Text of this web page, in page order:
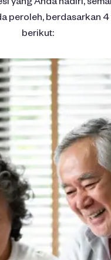
peroleh, berdasarkan
berikut: